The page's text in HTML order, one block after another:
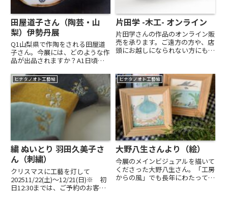
田屋道子さん（陶芸・山
梨）伊勢丹展
Q1山梨県で作陶をされる田屋道
子さん。今展には、どのような作
品が出品されますか？A1日頃か
で、賑わいはじめる森や野原をイ
メージした器を準備しました。ウ
サギは、「おーい、森にも遊びに
おいでよ！」という顔をのぞかせ
て...
片田学 -木工- オンライン
片田学さんの作品のオンライン販
売を承ります。ご遠方の方や、店
頭にお越しになられない方にもお
23:59—オンラインストア「ソラ
ノノオト」
ヒナタノオト工藝帖
繍 ぬいとり 羽田久美子さ
ん（刺繍）
クリスマスに工藝を灯して
202511/22(土)〜12/21(日)※ 初
日12:30までは、ご予約のお客様
ヒナタノオト工藝帖
大野八生さんより（絵）
今展のメインビジュアルを描いて
くださった大野八生さん。「工房
からの風」でも長年にわたって野